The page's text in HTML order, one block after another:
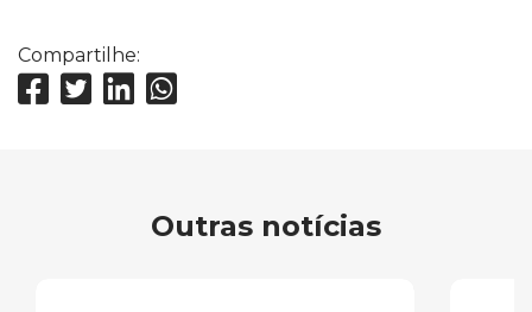
Compartilhe:
Outras notícias